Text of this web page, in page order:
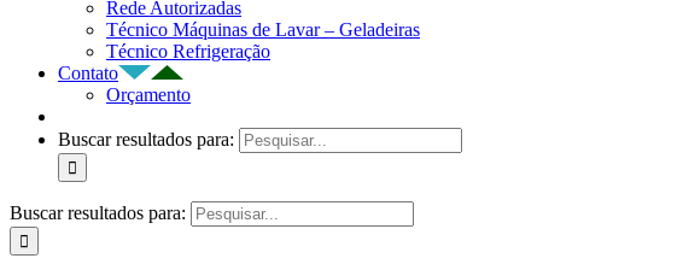
Rede Autorizadas
Técnico Máquinas de Lavar – Geladeiras
Técnico Refrigeração
Contato
Orçamento
Buscar resultados para:
Buscar resultados para: